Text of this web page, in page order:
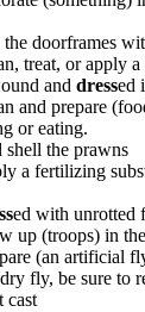
the doorframes
treat, or apply
and dressed
and prepare
or eating.
shell the prawns
a fertilizing
ed with unrotted
up (troops) in
(an artificial
fly, be sure to
cast